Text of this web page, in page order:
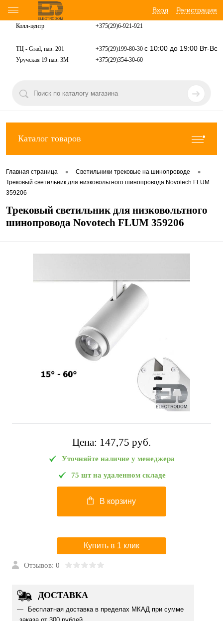
Вход Регистрация
Колл-центр +375(29)6-921-921
ТЦ - Grad, пав. 201 +375(29)199-80-30 с 10:00 до 19:00 Вт-Вс
Уручская 19 пав. 3М +375(29)354-30-60
Каталог товаров
Главная страница • Светильники трековые на шинопроводе •
Трековый светильник для низковольтного шинопровода Novotech FLUM
359206
Трековый светильник для низковольтного
шинопровода Novotech FLUM 359206
Цена: 147,75 pуб.
Уточняйте наличие у менеджера
75 шт на удаленном складе
В корзину
Купить в 1 клик
Отзывов: 0
ДОСТАВКА
Бесплатная доставка в пределах МКАД при сумме